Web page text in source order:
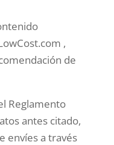
,
de
Reglamento
antes citado,
envíes a través